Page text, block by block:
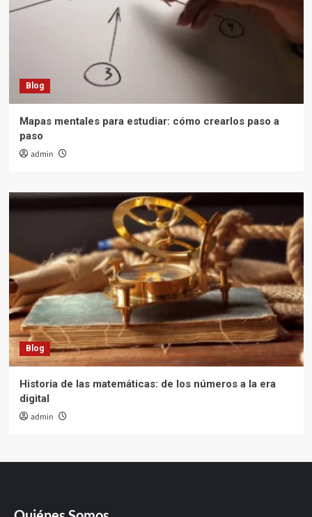
Blog
Mapas mentales para estudiar: cómo crearlos paso a
paso
admin
Blog
Historia de las matemáticas: de los números a la era
digital
admin